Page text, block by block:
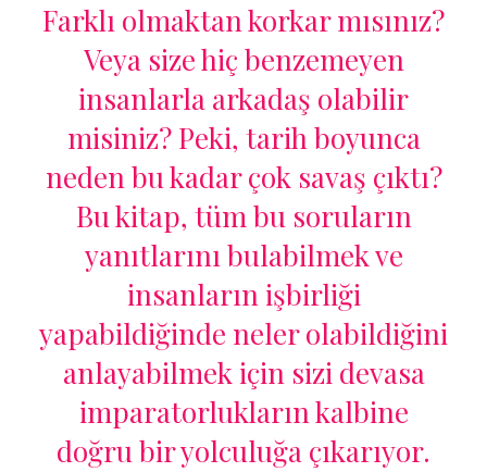
Farklı olmaktan korkar mısınız?
Veya size hiç benzemeyen
insanlarla arkadaş olabilir
misiniz? Peki, tarih boyunca
neden bu kadar çok savaş çıktı?
Bu kitap, tüm bu soruların
yanıtlarını bulabilmek ve
insanların işbirliği
yapabildiğinde neler olabildiğini
anlayabilmek için sizi devasa
imparatorlukların kalbine
doğru bir yolculuğa çıkarıyor.